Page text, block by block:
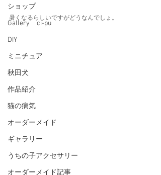
ショップ
Gallery ci-pu
DIY
ミニチュア
秋田犬
作品紹介
猫の病気
オーダーメイド
ギャラリー
うちの子アクセサリー
オーダーメイド記事
暑くなるらしいですがどうなんでしょ。